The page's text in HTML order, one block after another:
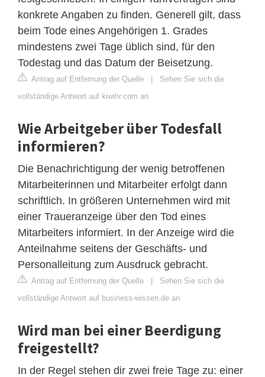
konkrete Angaben zu finden. Generell gilt, dass
beim Tode eines Angehörigen 1. Grades
mindestens zwei Tage üblich sind, für den
Todestag und das Datum der Beisetzung.
Antrag auf Entfernung der Quelle | Sehen Sie sich die
vollständige Antwort auf kiwihr.com an
Wie Arbeitgeber über Todesfall
informieren?
Die Benachrichtigung der wenig betroffenen
Mitarbeiterinnen und Mitarbeiter erfolgt dann
schriftlich. In größeren Unternehmen wird mit
einer Traueranzeige über den Tod eines
Mitarbeiters informiert. In der Anzeige wird die
Anteilnahme seitens der Geschäfts- und
Personalleitung zum Ausdruck gebracht.
Antrag auf Entfernung der Quelle | Sehen Sie sich die
vollständige Antwort auf business-wissen.de an
Wird man bei einer Beerdigung
freigestellt?
In der Regel stehen dir zwei freie Tage zu: einer